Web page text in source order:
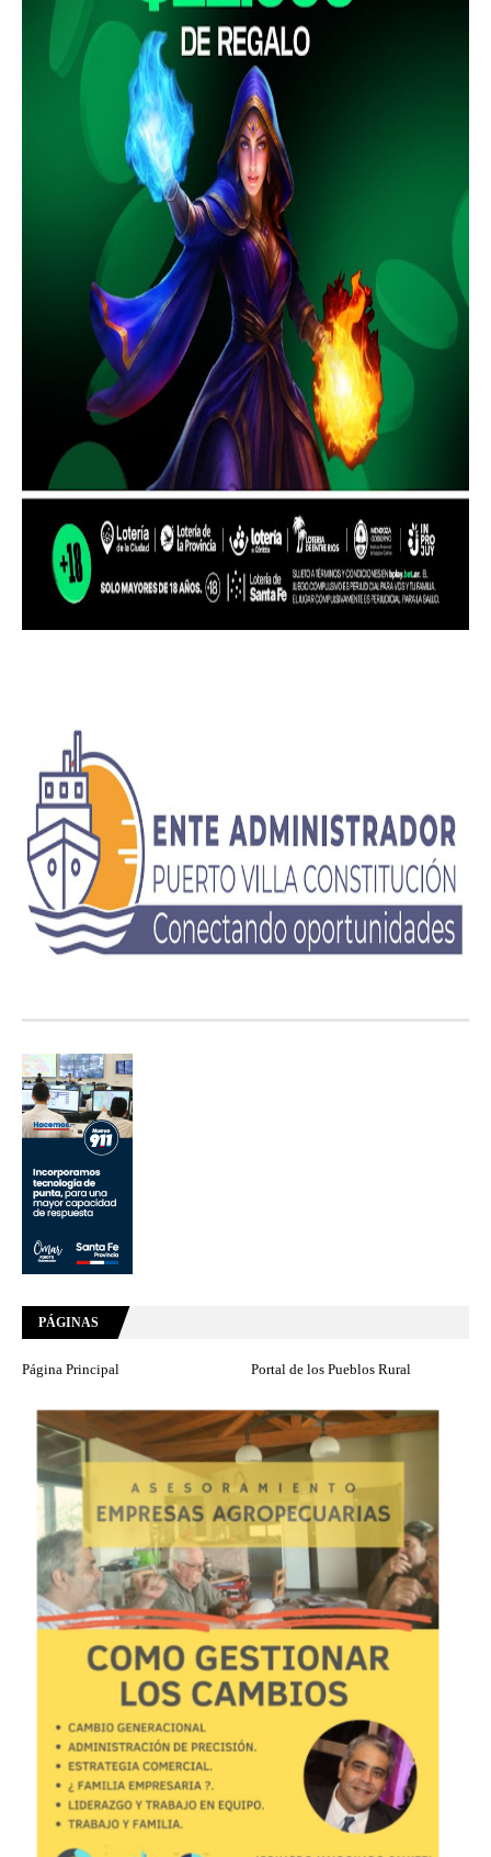
PÁGINAS
Página Principal Portal de los Pueblos Rural